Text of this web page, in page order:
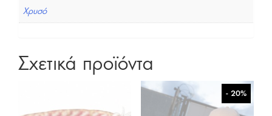
Χρυσό
Σχετικά προϊόντα
- 20%